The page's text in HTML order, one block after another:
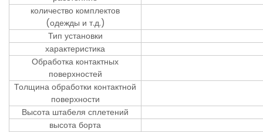
количество комплектов
(одежды и т.д.)
Тип установки
характеристика
Обработка контактных
поверхностей
Толщина обработки контактной
поверхности
Высота штабеля сплетений
высота борта